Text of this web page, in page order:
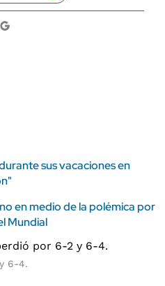
sus vacaciones en
en medio de la polémica por
Mundial
6-4.